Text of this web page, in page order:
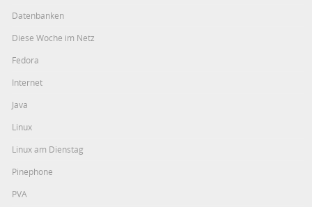
Datenbanken
Diese Woche im Netz
Fedora
Internet
Java
Linux
Linux am Dienstag
Pinephone
PVA